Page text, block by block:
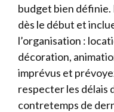
budget bien définie.
dès le début et
l’organisation :
décoration,
imprévus et
respecter les délais
contretemps de